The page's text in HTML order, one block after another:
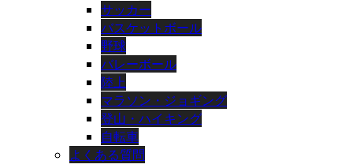
サッカー
バスケットボール
野球
バレーボール
陸上
マラソン・ジョギング
登山・ハイキング
自転車
よくある質問